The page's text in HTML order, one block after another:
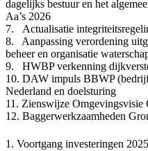
dagelijks bestuur en het
Aa’s 2026
7. Actualisatie
8. Aanpassing verordening
beheer en organisatie
9. HWBP verkenning
10. DAW impuls BBWP
Nederland en doelsturing
11. Zienswijze Omgevingsvisie
12. Baggerwerkzaamheden
1. Voortgang investeringen 2025